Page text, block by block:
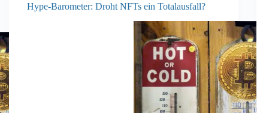
Hype-Barometer: Droht NFTs ein Totalausfall?